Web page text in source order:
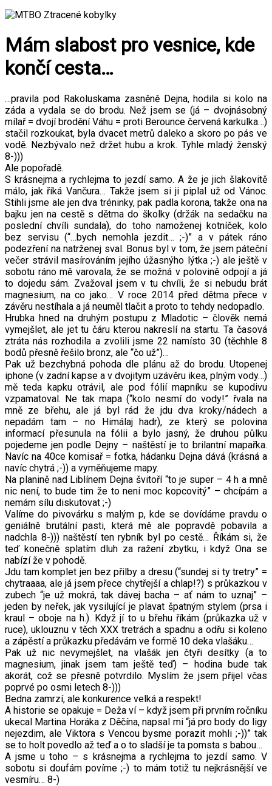
Mám slabost pro vesnice, kde
končí cesta…
…pravila pod Rakoluskama zasněně Dejna, hodila si kolo na
záda a vydala se do brodu. Než jsem se (já – dvojnásobný
mílař = dvojí brodění Váhu = proti Berounce červená karkulka…)
stačil rozkoukat, byla dvacet metrů daleko a skoro po pás ve
vodě. Nezbývalo než držet hubu a krok. Tyhle mladý ženský
8-)))
Ale popořadě.
S krásnejma a rychlejma to jezdí samo. A že je jich šlakovitě
málo, jak říká Vančura… Takže jsem si ji piplal už od Vánoc.
Stihli jsme ale jen dva tréninky, pak padla korona, takže ona na
bajku jen na cestě s dětma do školky (držák na sedačku na
poslední chvíli sundala), do toho namoženej kotníček, kolo
bez servisu (“…bych nemohla jezdit… ;-)” a v pátek ráno
podezření na natrženej sval. Bonus byl v tom, že jsem páteční
večer strávil masírováním jejího úžasnýho lýtka ;-) ale ještě v
sobotu ráno mě varovala, že se možná v polovině odpojí a já
to dojedu sám. Zvažoval jsem v tu chvíli, že si nebudu brát
magnesium, na co jako… V roce 2014 před dětma přece v
závěru nestíhala a já neuměl tlačit a proto to tehdy nedopadlo.
Hrubka hned na druhým postupu z Mladotic – člověk nemá
vymejšlet, ale jet tu čáru kterou nakreslí na startu. Ta časová
ztráta nás rozhodila a zvolili jsme 22 namísto 30 (těchhle 8
bodů přesně řešilo bronz, ale “čo už”)…
Pak už bezchybná pohoda dle plánu až do brodu. Utopenej
iphone (v zadní kapse a v dvojitym uzávěru ikea, plným vody…)
mě teda kapku otrávil, ale pod fólií mapníku se kupodivu
vzpamatoval. Ne tak mapa (“kolo nesmí do vody!” řvala na
mně ze břehu, ale já byl rád že jdu dva kroky/nádech a
nepadám tam – no Himálaj hadr), ze který se polovina
informací přesunula na fólii a bylo jasný, že druhou půlku
pojedeme jen podle Dejny – naštěstí je to brilantní mapařka.
Navíc na 40ce komisař = fotka, hádanku Dejna dává (krásná a
navíc chytrá ;-)) a vyměňujeme mapy.
Na planině nad Liblínem Dejna švitoří “to je super – 4 h a mně
nic není, to bude tim že to neni moc kopcovitý” – chcípám a
nemám sílu diskutovat ;-)
Valíme do pivovárku s malým p, kde se dovídáme pravdu o
geniálně brutální pasti, která mě ale popravdě pobavila a
nadchla 8-))) naštěstí ten rybník byl po cestě… Říkám si, že
teď konečně splatím dluh za ražení zbytku, i když Ona se
nabízí že v pohodě.
Jdu tam komplet jen bez přilby a dresu (“sundej si ty tretry” =
chytraaaa, ale já jsem přece chytřejší a chlap!?) s průkazkou v
zubech “je už mokrá, tak dávej bacha – ať nám to uznaj” –
jeden by neřek, jak vysilující je plavat špatným stylem (prsa i
kraul – oboje na h.). Když jí to u břehu říkám (průkazka už v
ruce), uklouznu v těch XXX tretrách a spadnu a odřu si koleno
a zápěstí a průkazku předávám ve formě 10 deka vlašáku…
Pak už nic nevymejšlet, na vlašák jen čtyři desítky (a to
magnesium, jinak jsem tam ještě teď) – hodina bude tak
akorát, což se přesně potvrdilo. Myslím že jsem přijel včas
poprvé po osmi letech 8-)))
Bedna zamrzí, ale konkurence velká a respekt!
A historie se opakuje = Deža ví – když jsem při prvním ročníku
ukecal Martina Horáka z Děčína, napsal mi “já pro body do ligy
nejezdim, ale Viktora s Vencou bysme porazit mohli ;-))” tak
se to holt povedlo až teď a o to sladší je ta pomsta s babou…
A jsme u toho – s krásnejma a rychlejma to jezdí samo. V
sobotu si doufám povíme ;-) to mám totiž tu nejkrásnější ve
vesmíru… 8-)